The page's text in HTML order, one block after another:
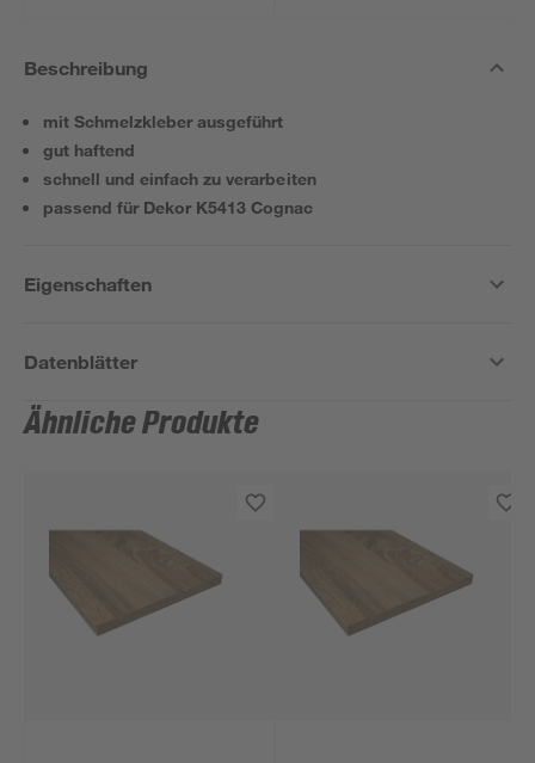
Beschreibung
mit Schmelzkleber ausgeführt
gut haftend
schnell und einfach zu verarbeiten
passend für Dekor K5413 Cognac
Eigenschaften
Datenblätter
Ähnliche Produkte